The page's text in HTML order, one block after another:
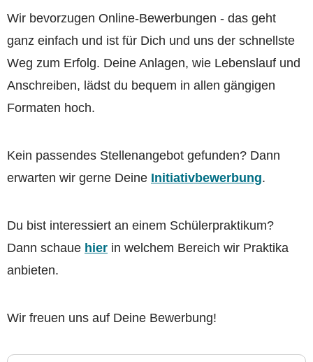
Wir bevorzugen Online-Bewerbungen - das geht
ganz einfach und ist für Dich und uns der schnellste
Weg zum Erfolg. Deine Anlagen, wie Lebenslauf und
Anschreiben, lädst du bequem in allen gängigen
Formaten hoch.
Kein passendes Stellenangebot gefunden? Dann
erwarten wir gerne Deine Initiativbewerbung.
Du bist interessiert an einem Schülerpraktikum?
Dann schaue hier in welchem Bereich wir Praktika
anbieten.
Wir freuen uns auf Deine Bewerbung!